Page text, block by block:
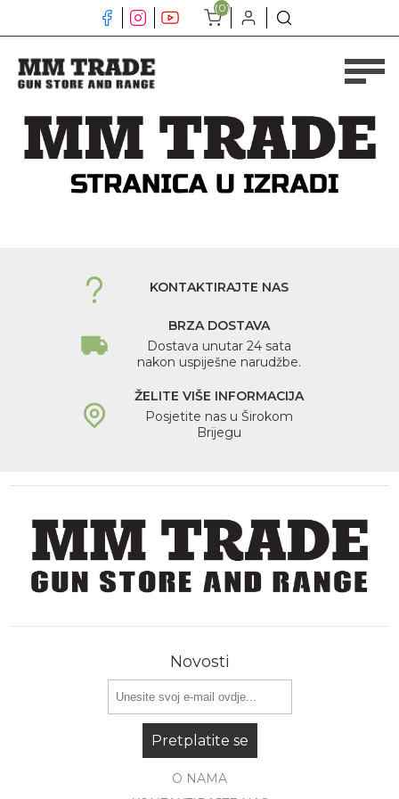
(0)
KONTAKTIRAJTE NAS
BRZA DOSTAVA
Dostava unutar 24 sata
nakon uspiješne narudžbe.
ŽELITE VIŠE INFORMACIJA
Posjetite nas u Širokom
Brijegu
Novosti
Pretplatite se
O NAMA